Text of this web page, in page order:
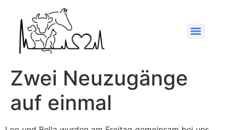
Zwei Neuzugänge
auf einmal